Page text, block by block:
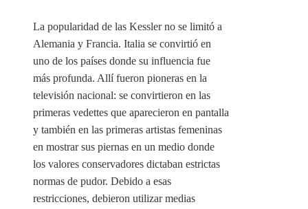
La popularidad de las Kessler no se limitó a
Alemania y Francia. Italia se convirtió en
uno de los países donde su influencia fue
más profunda. Allí fueron pioneras en la
televisión nacional: se convirtieron en las
primeras vedettes que aparecieron en pantalla
y también en las primeras artistas femeninas
en mostrar sus piernas en un medio donde
los valores conservadores dictaban estrictas
normas de pudor. Debido a esas
restricciones, debieron utilizar medias